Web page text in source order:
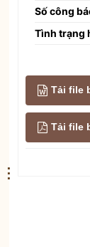
Số công
Tình trạng
Tải file
Tải file
⋮